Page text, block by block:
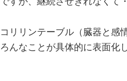
コリリンテーブル（臓器と感
ろんなことが具体的に表面化